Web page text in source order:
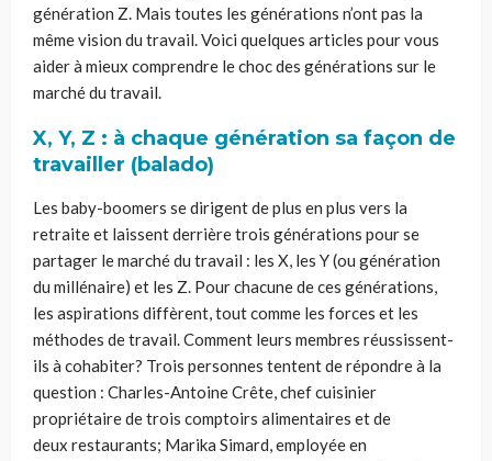
génération Z. Mais toutes les générations n’ont pas la
même vision du travail. Voici quelques articles pourvous
aider à mieux comprendre le choc des générations sur le
marché du travail.
X, Y, Z : à chaque génération sa façon de
travailler (balado)
Les baby-boomers se dirigent de plus en plus vers la
retraite et laissent derrière trois générations pour se
partager le marché du travail : les X, les Y (ou génération
du millénaire) et les Z. Pour chacune de ces générations,
les aspirations diffèrent, tout comme les forces et les
méthodes de travail. Comment leurs membres réussissent-
ils à cohabiter? Trois personnes tentent de répondre à la
question : Charles-Antoine Crête, chef cuisinier
propriétaire de trois comptoirs alimentaires et de
deux restaurants; Marika Simard, employée en